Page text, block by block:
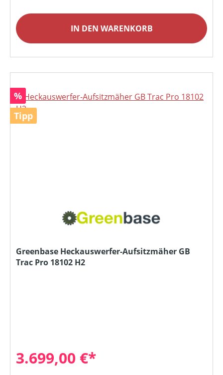
IN DEN WARENKORB
Rabatt
%
Tipp
Greenbase Heckauswerfer-Aufsitzmäher GB
Trac Pro 18102 H2
3.699,00 €*